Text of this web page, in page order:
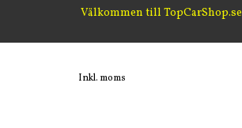
Välkommen till TopCarShop.se
Inkl. moms